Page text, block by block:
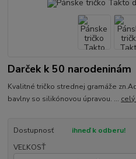
Darček k 50 narodeninám
Kvalitné tričko strednej gramáže
bavlny so silikónovou úpravou. ...
Dostupnosť
ihneď k odberu!
VEĽKOSŤ